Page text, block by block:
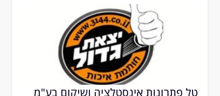
פתרונות אינסטלציה ושיקום בע"מ